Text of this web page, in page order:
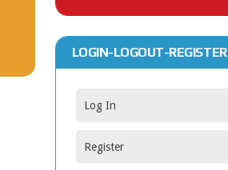
LOGIN-LOGOUT-REGISTER
Log In
Register